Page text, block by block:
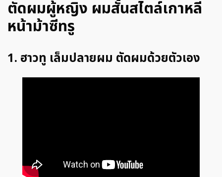
ตัดผมผู้หญิง ผมสั้นสไตล์เกาหลี
หน้าม้าซีทรู
1. ฮาวทู เล็มปลายผม ตัดผมด้วยตัวเอง